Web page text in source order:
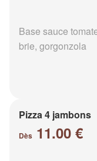
Base sauce
brie, gorgonzola
Pizza 4 jambons
Dès 11.00 €